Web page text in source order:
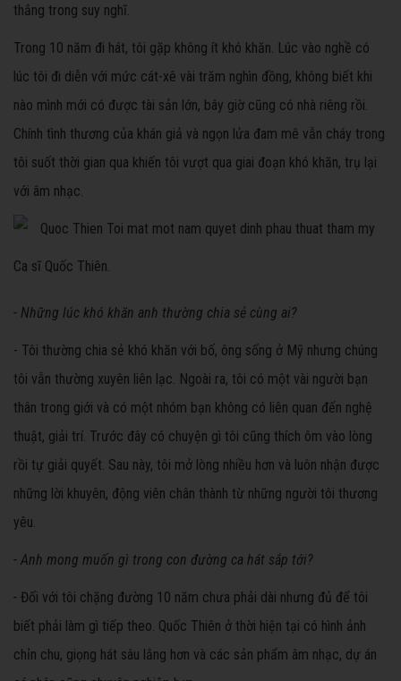
thắng trong suy nghĩ.
Trong 10 năm đi hát, tôi gặp không ít khó khăn. Lúc vào nghề có
lúc tôi đi diễn với mức cát-xê vài trăm nghìn đồng, không biết khi
nào mình mới có được tài sản lớn, bây giờ cũng có nhà riêng rồi.
Chính tình thương của khán giả và ngọn lửa đam mê vẫn cháy trong
tôi suốt thời gian qua khiến tôi vượt qua giai đoạn khó khăn, trụ lại
với âm nhạc.
Ca sĩ Quốc Thiên.
- Những lúc khó khăn anh thường chia sẻ cùng ai?
- Tôi thường chia sẻ khó khăn với bố, ông sống ở Mỹ nhưng chúng
tôi vẫn thường xuyên liên lạc. Ngoài ra, tôi có một vài người bạn
thân trong giới và có một nhóm bạn không có liên quan đến nghệ
thuật, giải trí. Trước đây có chuyện gì tôi cũng thích ôm vào lòng
rồi tự giải quyết. Sau này, tôi mở lòng nhiều hơn và luôn nhận được
những lời khuyên, động viên chân thành từ những người tôi thương
yêu.
- Anh mong muốn gì trong con đường ca hát sắp tới?
- Đối với tôi chặng đường 10 năm chưa phải dài nhưng đủ để tôi
biết phải làm gì tiếp theo. Quốc Thiên ở thời hiện tại có hình ảnh
chỉn chu, giọng hát sâu lắng hơn và các sản phẩm âm nhạc, dự án